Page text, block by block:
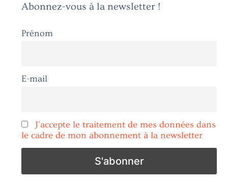
Abonnez-vous à la newsletter !
Prénom
E-mail
J'accepte le traitement de mes données dans
le cadre de mon abonnement à la newsletter